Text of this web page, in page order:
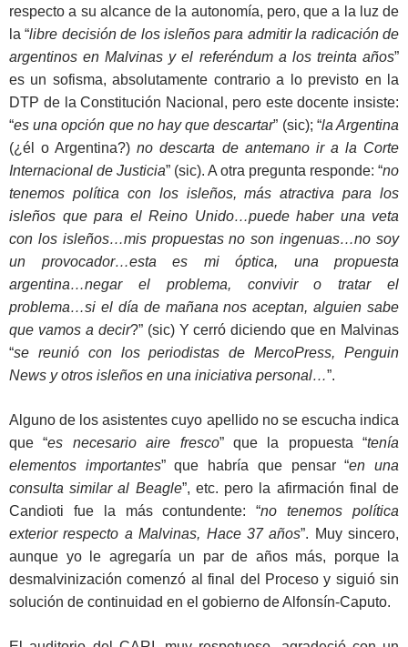
respecto a su alcance de la autonomía, pero, que a la luz de
la “libre decisión de los isleños para admitir la radicación de
argentinos en Malvinas y el referéndum a los treinta años”
es un sofisma, absolutamente contrario a lo previsto en la
DTP de la Constitución Nacional, pero este docente insiste:
“es una opción que no hay que descartar” (sic); “la Argentina
(¿él o Argentina?)no descarta de antemano ir a la Corte
Internacional de Justicia” (sic). A otra pregunta responde: “no
tenemos política con los isleños, más atractiva para los
isleños que para el Reino Unido…puede haber una veta
con los isleños…mis propuestas no son ingenuas…no soy
un provocador…esta es mi óptica, una propuesta
argentina…negar el problema, convivir o tratar el
problema…si el día de mañana nos aceptan, alguien sabe
que vamos a decir?” (sic) Y cerró diciendo que en Malvinas
“se reunió con los periodistas de MercoPress, Penguin
News y otros isleños en una iniciativa personal…”.
Alguno de los asistentes cuyo apellido no se escucha indica
que “es necesario aire fresco” que la propuesta “tenía
elementos importantes” que habría que pensar “en una
consulta similar al Beagle”, etc. pero la afirmación final de
Candioti fue la más contundente: “no tenemos política
exterior respecto a Malvinas, Hace 37 años”. Muy sincero,
aunque yo le agregaría un par de años más, porque la
desmalvinización comenzó al final del Proceso y siguió sin
solución de continuidad en el gobierno de Alfonsín-Caputo.